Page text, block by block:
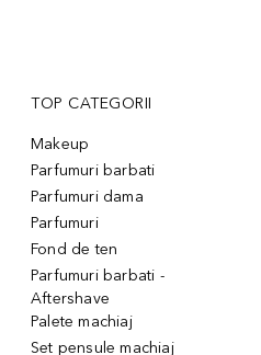
TOP CATEGORII
Makeup
Parfumuri barbati
Parfumuri dama
Parfumuri
Fond de ten
Parfumuri barbati -
Aftershave
Palete machiaj
Set pensule machiaj